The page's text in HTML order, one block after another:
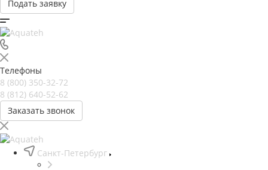
Подать заявку
Телефоны
8 (800) 350-32-72
8 (812) 640-52-62
Заказать звонок
Санкт-Петербург